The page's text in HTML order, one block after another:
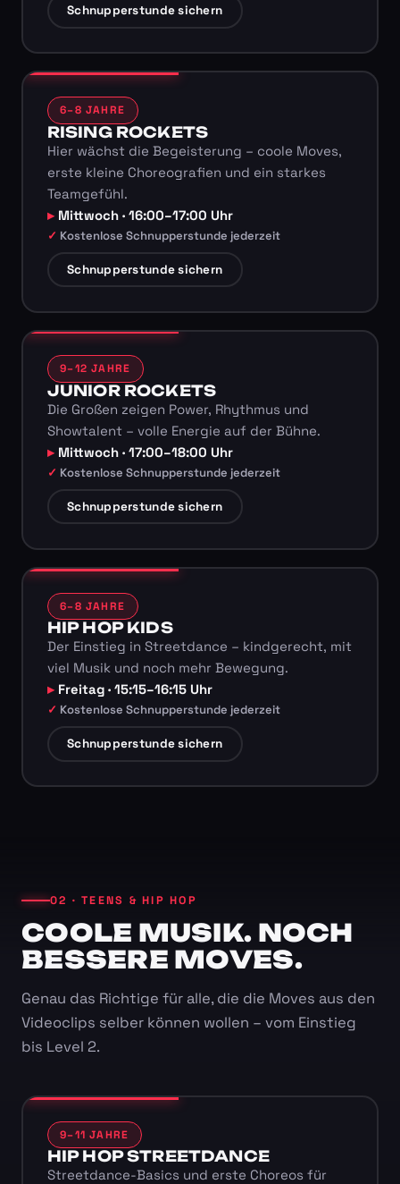
Schnupperstunde sichern
6–8 JAHRE
RISING ROCKETS
Hier wächst die Begeisterung – coole Moves,
erste kleine Choreografien und ein starkes
Teamgefühl.
Mittwoch · 16:00–17:00 Uhr
Kostenlose Schnupperstunde jederzeit
Schnupperstunde sichern
9–12 JAHRE
JUNIOR ROCKETS
Die Großen zeigen Power, Rhythmus und
Showtalent – volle Energie auf der Bühne.
Mittwoch · 17:00–18:00 Uhr
Kostenlose Schnupperstunde jederzeit
Schnupperstunde sichern
6–8 JAHRE
HIP HOP KIDS
Der Einstieg in Streetdance – kindgerecht, mit
viel Musik und noch mehr Bewegung.
Freitag · 15:15–16:15 Uhr
Kostenlose Schnupperstunde jederzeit
Schnupperstunde sichern
02 · TEENS & HIP HOP
COOLE MUSIK. NOCH
BESSERE MOVES.
Genau das Richtige für alle, die die Moves aus den
Videoclips selber können wollen – vom Einstieg
bis Level 2.
9–11 JAHRE
HIP HOP STREETDANCE
Streetdance-Basics und erste Choreos für